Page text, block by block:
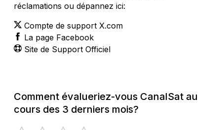
réclamations ou dépannez ici:
Compte de support X.com
La page Facebook
Site de Support Officiel
Comment évalueriez-vous CanalSat au
cours des 3 derniers mois?